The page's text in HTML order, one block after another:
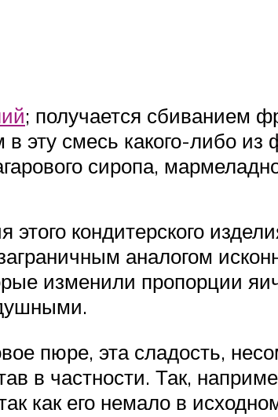
; получается сбиванием
эту смесь какого-либо
сиропа,
кондитерского
аналогом
изменили пропорции
пюре, эта сладость,
в частности. Так,
как его немало в